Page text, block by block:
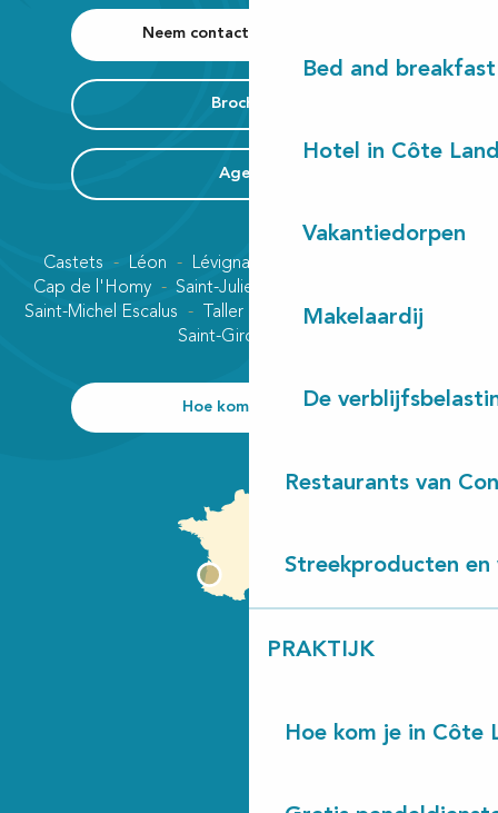
Bed and breakfast
Hotel in Côte
Vakantiedorpen
Makelaardij
De
Restaurants van
Streekproducten en
PRAKTIJK
Hoe kom je in Côte
Neem contact met ons op
Brochures
Agenda
Castets Léon Lévignacq
Cap de l'Homy
Saint-Julien-en-Born
Saint-Michel Escalus
Taller
Vielle-Saint-Girons
Saint-Girons plage
Hoe kom ik daar?